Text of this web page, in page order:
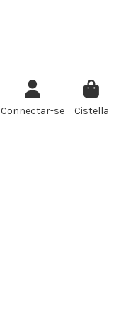
Connectar-se Cistella